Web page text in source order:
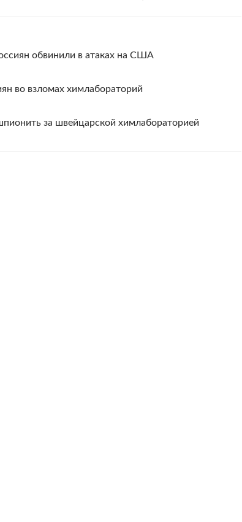
обвинили в атаках на США
во взломах химлабораторий
за швейцарской химлабораторией